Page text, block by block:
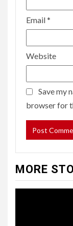
Email*
Website
Save my
browser for
MORE